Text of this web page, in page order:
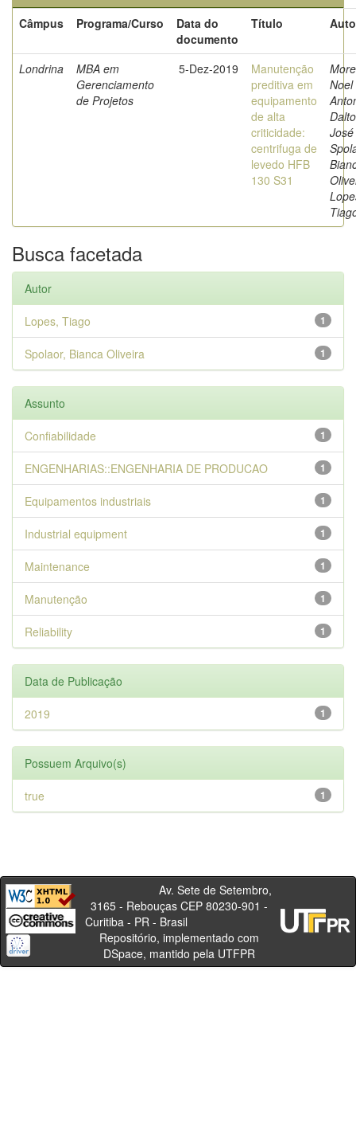
Câmpus
Programa/Curso
Data do
documento
Título
Londrina
MBA em
Gerenciamento
de Projetos
5-Dez-2019
Manutenção
preditiva em
equipamento
de alta
criticidade:
centrifuga de
levedo HFB
130 S31
Noel
Busca facetada
Autor
1
Lopes, Tiago
1
Spolaor, Bianca Oliveira
Assunto
1
Confiabilidade
1
ENGENHARIAS::ENGENHARIA DE PRODUCAO
1
Equipamentos industriais
1
Industrial equipment
1
Maintenance
1
Manutenção
1
Reliability
Data de Publicação
1
2019
Possuem Arquivo(s)
1
true
Av. Sete de Setembro,
3165 - Rebouças CEP 80230-901 -
Curitiba - PR - Brasil
Repositório, implementado com
DSpace, mantido pela UTFPR